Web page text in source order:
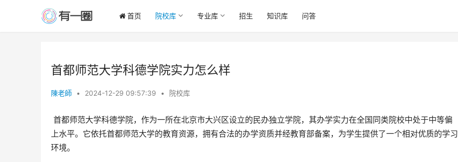
首页 院校库 专业库 招生 知识库 问答
首都师范大学科德学院实力怎么样
陳老師 • 2024-12-29 09:57:39 • 院校库
上水平。它依托首都师范大学的教育资源，拥有合法的办学资质并经教育部备案，为学生提供了一个相对优质的学习
环境。